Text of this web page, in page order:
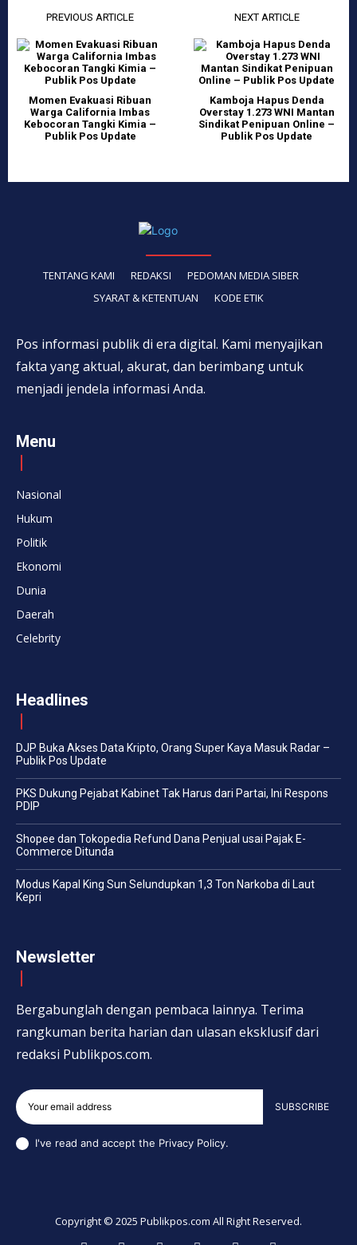
PREVIOUS ARTICLE
Momen Evakuasi Ribuan
Warga California Imbas
Kebocoran Tangki Kimia –
Publik Pos Update
NEXT ARTICLE
Kamboja Hapus Denda
Overstay 1.273 WNI Mantan
Sindikat Penipuan Online –
Publik Pos Update
TENTANG KAMI REDAKSI
PEDOMAN MEDIA SIBER
SYARAT & KETENTUAN
KODE ETIK
Pos informasi publik di era digital. Kami menyajikan
fakta yang aktual, akurat, dan berimbang untuk
menjadi jendela informasi Anda.
Menu
Nasional
Hukum
Politik
Ekonomi
Dunia
Daerah
Celebrity
Headlines
DJP Buka Akses Data Kripto, Orang Super Kaya Masuk Radar –
Publik Pos Update
PKS Dukung Pejabat Kabinet Tak Harus dari Partai, Ini Respons
PDIP
Shopee dan Tokopedia Refund Dana Penjual usai Pajak E-
Commerce Ditunda
Modus Kapal King Sun Selundupkan 1,3 Ton Narkoba di Laut
Kepri
Newsletter
Bergabunglah dengan pembaca lainnya. Terima
rangkuman berita harian dan ulasan eksklusif dari
redaksi Publikpos.com.
SUBSCRIBE
I've read and accept the Privacy Policy.
Copyright © 2025 Publikpos.com All Right Reserved.